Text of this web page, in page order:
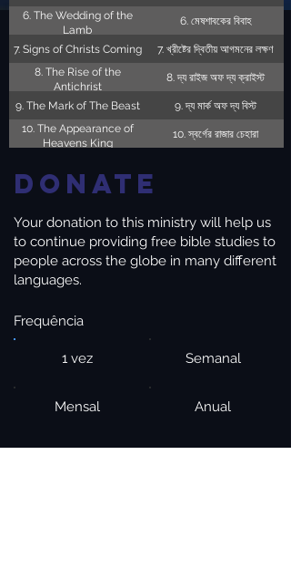
6. The Wedding of the
Lamb
6. মেষশাবকের বিবাহ
7. Signs of Christs Coming
7. খ্রীষ্টের দ্বিতীয় আগমনের লক্ষণ
8. The Rise of the
Antichrist
8. দ্য রাইজ অফ দ্য ক্রাইস্ট
9. The Mark of The Beast
9. দ্য মার্ক অফ দ্য বিস্ট
10. The Appearance of
Heavens King
10. স্বর্গের রাজার চেহারা
Donate
Your donation to this ministry will help us
to continue providing free bible studies to
people across the globe in many different
languages.
Frequência
1 vez Semanal
Mensal Anual